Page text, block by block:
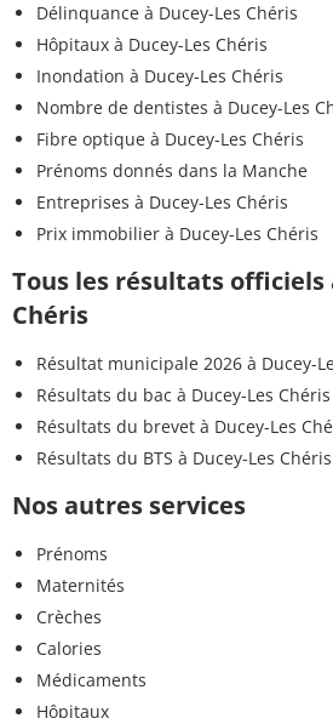
Délinquance à Ducey-Les Chéris
Hôpitaux à Ducey-Les Chéris
Inondation à Ducey-Les Chéris
Nombre de dentistes à Ducey-Les
Fibre optique à Ducey-Les Chéris
Prénoms donnés dans la Manche
Entreprises à Ducey-Les Chéris
Prix immobilier à Ducey-Les Chéris
Tous les résultats officiels
Chéris
Résultat municipale 2026 à Ducey-
Résultats du bac à Ducey-Les Chéris
Résultats du brevet à Ducey-Les
Résultats du BTS à Ducey-Les Chéris
Nos autres services
Prénoms
Maternités
Crèches
Calories
Médicaments
Hôpitaux